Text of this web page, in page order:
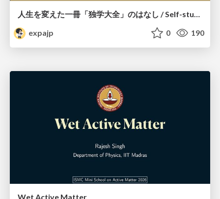
人生を変えた一冊「独学大全」のはなし / Self-study ENCYCLOPEDIA: The Book Which Change My Life #独学大全 #EM推し本
expajp
0 190
Wet Active Matter